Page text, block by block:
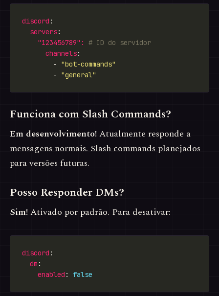
discord
servers
"123456789": # ID do servidor
channels
        -
"bot-commands"
        -
"general"
Funciona com Slash Commands?
Em desenvolvimento!Atualmente responde a
mensagens normais. Slash commands planejados
para versões futuras.
Posso Responder DMs?
Sim!Ativado por padrão. Para desativar:
discord
dm
enabled : false